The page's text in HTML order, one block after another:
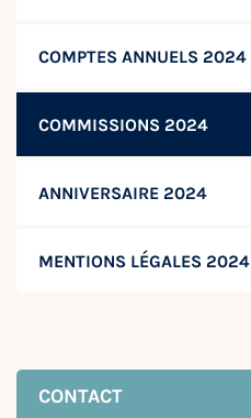
COMPTES ANNUELS 2024
COMMISSIONS 2024
ANNIVERSAIRE 2024
MENTIONS LÉGALES 2024
CONTACT